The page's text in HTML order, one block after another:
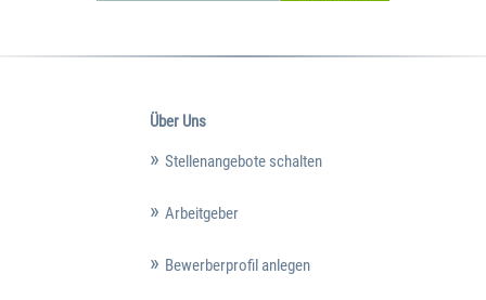
Über Uns
Stellenangebote schalten
Arbeitgeber
Bewerberprofil anlegen